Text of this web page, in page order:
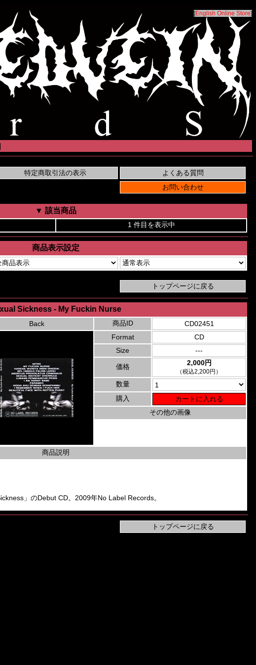
[English Online Store]
▼ 該当商品
1 件目を表示中
商品表示設定
Sickness - My Fuckin Nurse
Back 商品ID
CD02451
Format
CD
Size
---
価格 2,000円
（税込2,200円）
数量
購入
その他の画像
商品説明
」のDebut CD。2009年No Label Records。